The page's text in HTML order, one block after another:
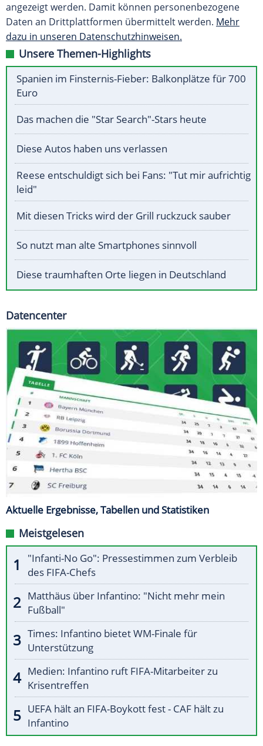
angezeigt werden. Damit können personenbezogene
Daten an Drittplattformen übermittelt werden. Mehr
dazu in unseren Datenschutzhinweisen.
Unsere Themen-Highlights
Spanien im Finsternis-Fieber: Balkonplätze für 700
Euro
Das machen die "Star Search"-Stars heute
Diese Autos haben uns verlassen
Reese entschuldigt sich bei Fans: "Tut mir aufrichtig
leid"
Mit diesen Tricks wird der Grill ruckzuck sauber
So nutzt man alte Smartphones sinnvoll
Diese traumhaften Orte liegen in Deutschland
Datencenter
Aktuelle Ergebnisse, Tabellen und Statistiken
Meistgelesen
"Infanti-No Go": Pressestimmen zum Verbleib
des FIFA-Chefs
Matthäus über Infantino: "Nicht mehr mein
Fußball"
Times: Infantino bietet WM-Finale für
Unterstützung
Medien: Infantino ruft FIFA-Mitarbeiter zu
Krisentreffen
UEFA hält an FIFA-Boykott fest - CAF hält zu
Infantino